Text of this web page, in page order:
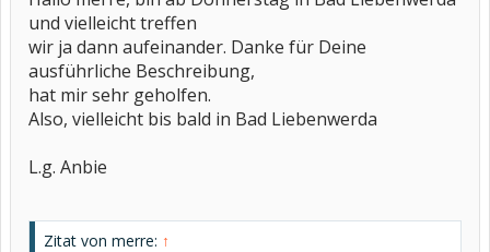
und vielleicht treffen
wir ja dann aufeinander. Danke für Deine
ausführliche Beschreibung,
hat mir sehr geholfen.
Also, vielleicht bis bald in Bad Liebenwerda
L.g. Anbie
Zitat von merre: ↑